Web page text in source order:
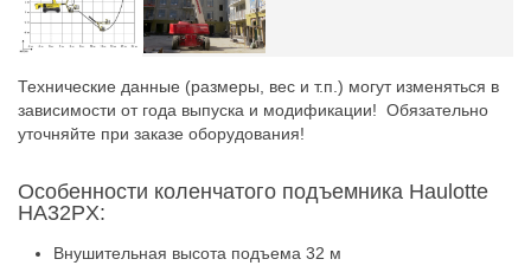
Технические данные (размеры, вес и т.п.) могут изменяться в
зависимости от года выпуска и модификации! Обязательно
уточняйте при заказе оборудования!
Особенности коленчатого подъемника Haulotte
HA32PX:
Внушительная высота подъема 32 м